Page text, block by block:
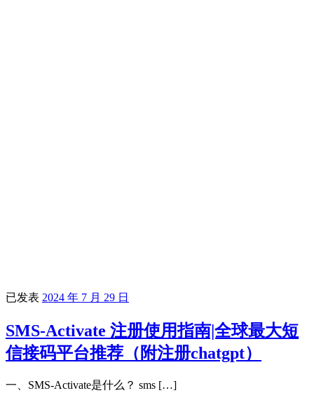
已发表 2024 年 7 月 29 日
SMS-Activate 注册使用指南|全球最大短
信接码平台推荐（附注册chatgpt）
一、SMS-Activate是什么？ sms […]